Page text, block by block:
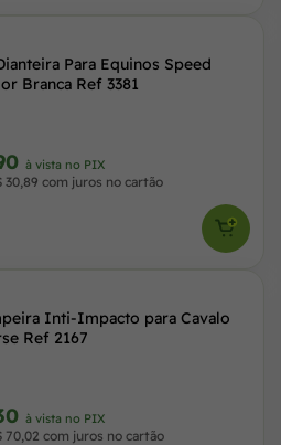
Para Equinos Speed
Branca Ref 3381
à vista no PIX
30,89 com juros no cartão
Inti-Impacto para Cavalo
Ref 2167
à vista no PIX
70,02 com juros no cartão